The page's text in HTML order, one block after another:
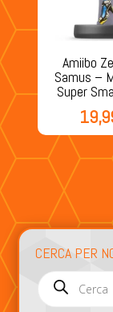
Amiibo
Samus –
Super
CERCA PER
Products
search